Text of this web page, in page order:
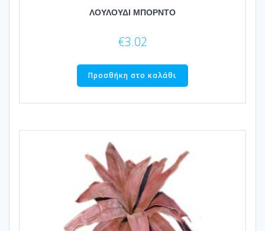
ΛΟΥΛΟΥΔΙ ΜΠΟΡΝΤΟ
€3.02
Προσθήκη στο καλάθι